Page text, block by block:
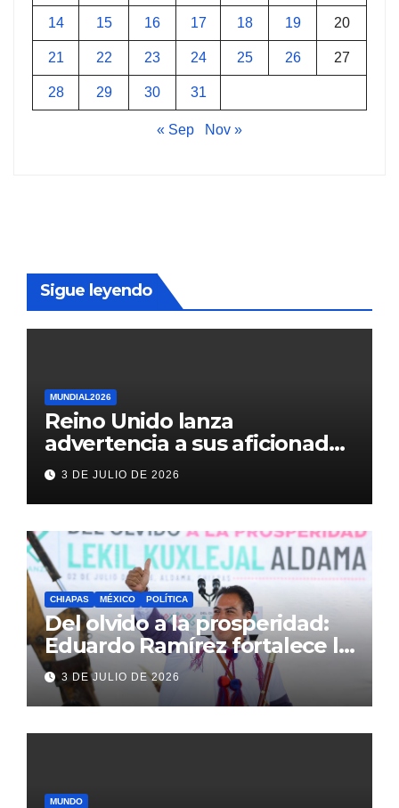
14 15 16 17 18 19 20
21 22 23 24 25 26 27
28 29 30 31
« Sep Nov »
Sigue leyendo
MUNDIAL2026
Reino Unido lanza
advertencia a sus aficionados
antes del México vs
Inglaterra en el Mundial 2026
3 DE JULIO DE 2026
CHIAPAS MÉXICO POLÍTICA
Del olvido a la prosperidad:
Eduardo Ramírez fortalece la
transformación de Aldama
con inversión histórica
3 DE JULIO DE 2026
MUNDO